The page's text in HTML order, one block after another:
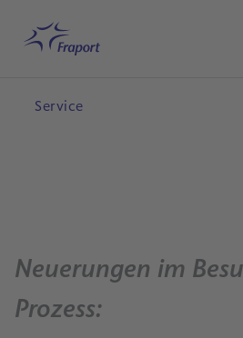
Startseite
Service
Neuerungen im
Prozess: